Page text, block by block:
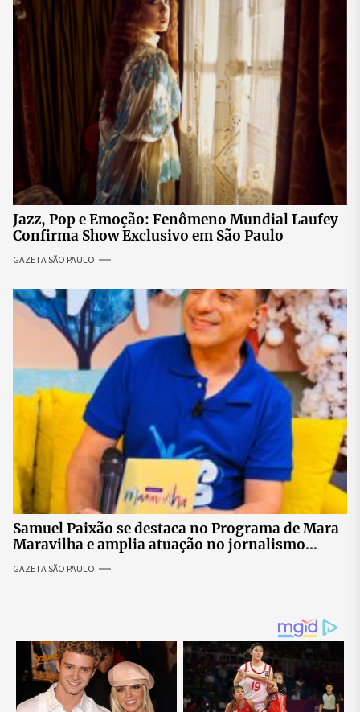
Jazz, Pop e Emoção: Fenômeno Mundial Laufey
Confirma Show Exclusivo em São Paulo
GAZETA SÃO PAULO
Samuel Paixão se destaca no Programa de Mara
Maravilha e amplia atuação no jornalismo
nacional
GAZETA SÃO PAULO